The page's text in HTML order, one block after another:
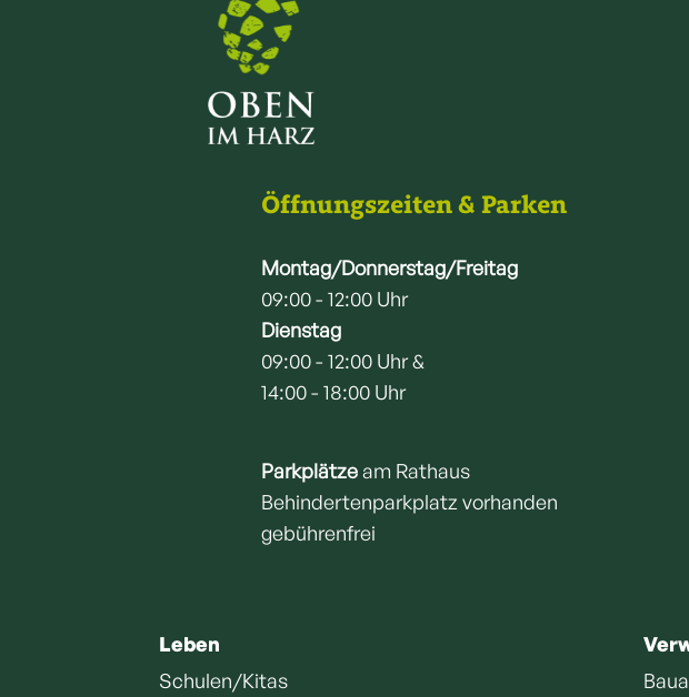
Öffnungszeiten & Parken
Montag/Donnerstag/Freitag
09:00 - 12:00 Uhr
Dienstag
09:00 - 12:00 Uhr &
14:00 - 18:00 Uhr
Parkplätzeam Rathaus
Behindertenparkplatz vorhanden
gebührenfrei
Leben
Schulen/Kitas